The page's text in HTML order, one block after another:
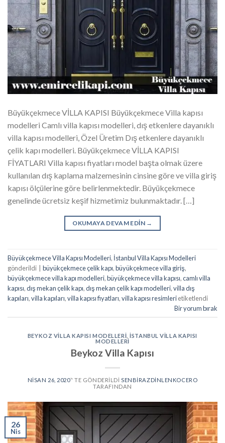
Büyükçekmece VİLLA KAPISI Büyükçekmece Villa kapısı
modelleri Camlı villa kapısı modelleri, dış etkenlere dayanıklı
villa kapısı modelleri, Özel Üretim Dış etkenlere dayanıklı
çelik kapı modelleri. Büyükçekmece VİLLA KAPISI
FİYATLARI Villa kapısı fiyatları model başta olmak üzere
kullanılan dış kaplama malzemesinin cinsine göre ve villa giriş
kapısı ölçülerine göre belirlenmektedir. Büyükçekmece
genelinde ücretsiz keşif hizmetimiz bulunmaktadır. […]
OKUMAYA DEVAM EDIN →
Büyükçekmece Villa Kapısı Modelleri, İstanbul Villa Kapısı Modelleri
gönderildi | büyükçekmece çelik kapı,büyükçekmece villa giriş,
büyükçekmece villa kapı modelleri,büyükçekmece villa kapısı,camlı villa
kapısı,dış mekan çelik kapı,dış mekan çelik kapı modelleri,villa dış
kapıları,villa kapıları,villa kapısı fiyatları,villa kapısı resimlerietiketlendi
Bir yorum bırak
BEYKOZ VILLA KAPISI MODELLERI ,İSTANBUL VILLA KAPISI
MODELLERI
Beykoz Villa Kapısı
NISAN 26, 2020’' TE GÖNDERILDI SENBIRAZDINLENKOCERO
TARAFINDAN
26
Nis